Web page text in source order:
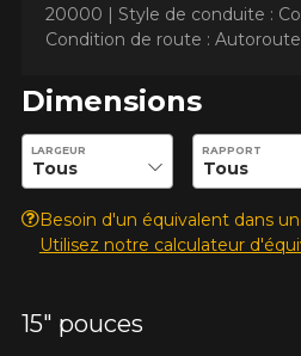
20000 | Style de conduite :
Condition de route :
Dimensions
Entrez les dimensions
LARGEUR RAPPORT
Besoin d'un équivalent dans
Utilisez notre calculateur
15" pouces
Votre avis